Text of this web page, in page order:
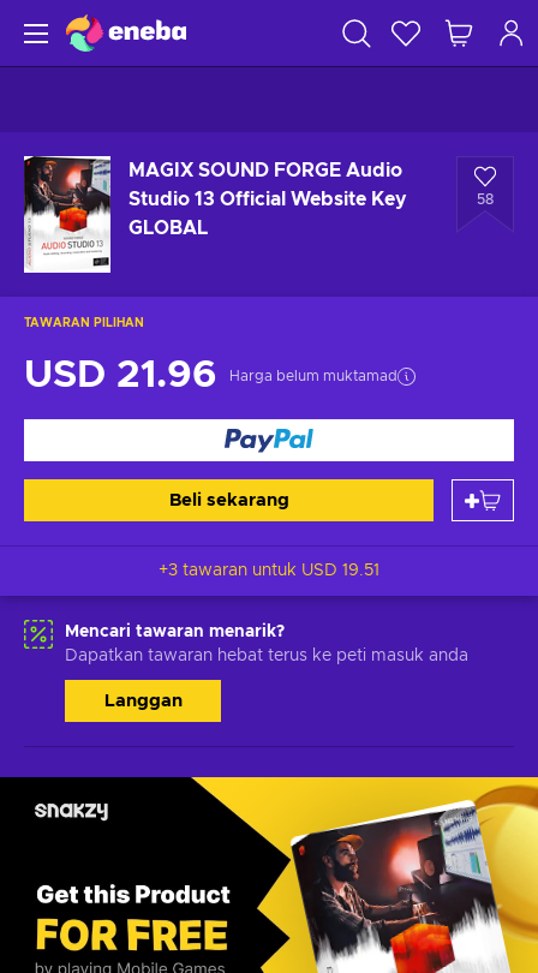
MAGIX SOUND FORGE Audio
Studio 13 Official Website Key
GLOBAL
58
TAWARAN PILIHAN
USD 21.96 Harga belum muktamad
Beli sekarang
+3 tawaran untuk USD 19.51
Mencari tawaran menarik?
Dapatkan tawaran hebat terus ke peti masuk anda
Langgan